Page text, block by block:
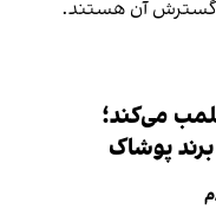
گسترش آن هستند.
می‌کند؛
پوشاک